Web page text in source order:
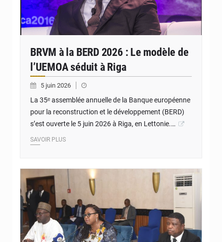
BRVM à la BERD 2026 : Le modèle de
l’UEMOA séduit à Riga
5 juin 2026
La 35ᵉ assemblée annuelle de la Banque européenne
pour la reconstruction et le développement (BERD)
s’est ouverte le 5 juin 2026 à Riga, en Lettonie.…
SAVOIR PLUS